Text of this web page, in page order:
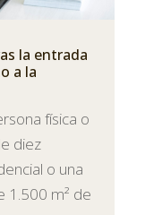
la entrada
a la
física o
diez
o una
1.500 m² de